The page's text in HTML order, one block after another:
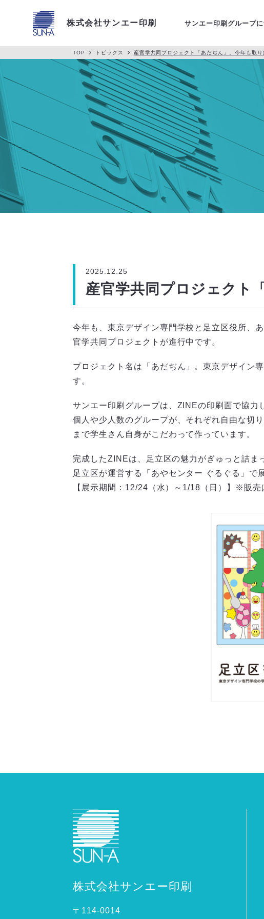
株式会社サンエー印刷 サンエー印刷グループに
金融
TOP トピックス 産官学共同プロジェクト「あだぢん」。今年も取り
2025.12.25
産官学共同プロジェクト
今年も、東京デザイン専門学校と足立区役所、
官学共同プロジェクトが進行中です。
プロジェクト名は「あだぢん」。東京デザイン
す。
サンエー印刷グループは、ZINEの印刷面で協力
個人や少人数のグループが、それぞれ自由な切
まで学生さん自身がこだわって作っています。
完成したZINEは、足立区の魅力がぎゅっと詰ま
足立区が運営する「あやセンター ぐるぐる」で
【展示期間：12/24（水）～1/18（日）】※販
株式会社サンエー印刷
〒114-0014